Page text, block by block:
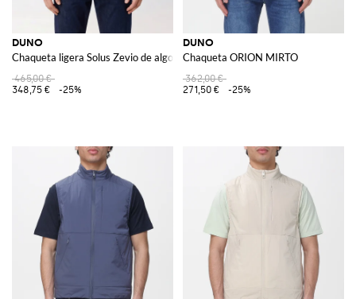
DUNO
Chaqueta ligera Solus Zevio de algodón con cuello alto y cremallera
465,00 €
348,75 €
-25%
DUNO
Chaqueta ORION MIRTO
362,00 €
271,50 €
-25%